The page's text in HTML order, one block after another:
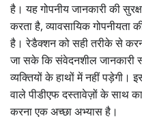
है। यह गोपनीय जानकारी की
करता है, व्यावसायिक गोपनीयता
है। रेडैक्शन को सही तरीके से
जा सके कि संवेदनशील जानकारी
व्यक्तियों के हाथों में नहीं
वाले पीडीएफ दस्तावेज़ों के साथ
करना एक अच्छा अभ्यास है।